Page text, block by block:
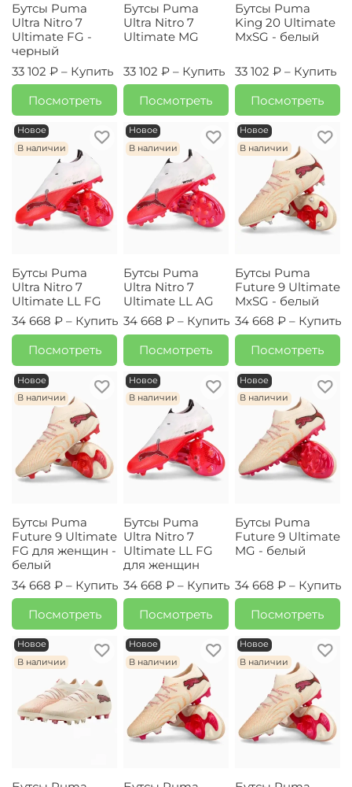
Бутсы Puma
Ultra Nitro 7
Ultimate FG -
черный
33 102 ₽ – Купить
Посмотреть
Бутсы Puma
Ultra Nitro 7
Ultimate MG
33 102 ₽ – Купить
Посмотреть
Бутсы Puma
King 20 Ultimate
MxSG - белый
33 102 ₽ – Купить
Посмотреть
Новое
В наличии
Бутсы Puma
Ultra Nitro 7
Ultimate LL FG
34 668 ₽ – Купить
Посмотреть
Новое
В наличии
Бутсы Puma
Ultra Nitro 7
Ultimate LL AG
34 668 ₽ – Купить
Посмотреть
Новое
В наличии
Бутсы Puma
Future 9 Ultimate
MxSG - белый
34 668 ₽ – Купить
Посмотреть
Новое
В наличии
Бутсы Puma
Future 9 Ultimate
FG для женщин -
белый
34 668 ₽ – Купить
Посмотреть
Новое
В наличии
Бутсы Puma
Ultra Nitro 7
Ultimate LL FG
для женщин
34 668 ₽ – Купить
Посмотреть
Новое
В наличии
Бутсы Puma
Future 9 Ultimate
MG - белый
34 668 ₽ – Купить
Посмотреть
Новое
В наличии
Новое
В наличии
Новое
В наличии